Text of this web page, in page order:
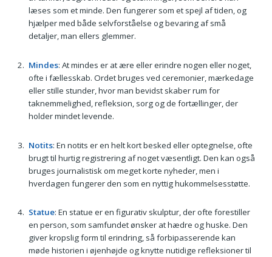
læses som et minde. Den fungerer som et spejl af tiden, og
hjælper med både selvforståelse og bevaring af små
detaljer, man ellers glemmer.
Mindes: At mindes er at ære eller erindre nogen eller noget,
ofte i fællesskab. Ordet bruges ved ceremonier, mærkedage
eller stille stunder, hvor man bevidst skaber rum for
taknemmelighed, refleksion, sorg og de fortællinger, der
holder mindet levende.
Notits: En notits er en helt kort besked eller optegnelse, ofte
brugt til hurtig registrering af noget væsentligt. Den kan også
bruges journalistisk om meget korte nyheder, men i
hverdagen fungerer den som en nyttig hukommelsesstøtte.
Statue: En statue er en figurativ skulptur, der ofte forestiller
en person, som samfundet ønsker at hædre og huske. Den
giver kropslig form til erindring, så forbipasserende kan
møde historien i øjenhøjde og knytte nutidige refleksioner til